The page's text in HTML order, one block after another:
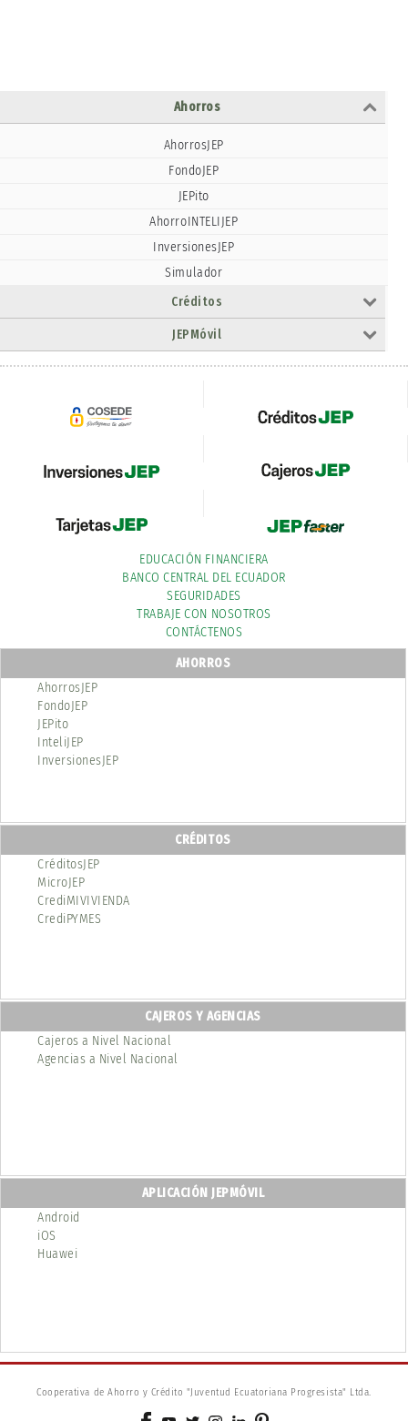
Ahorros
AhorrosJEP
FondoJEP
JEPito
AhorroINTELIJEP
InversionesJEP
Simulador
Créditos
JEPMóvil
EDUCACIÓN FINANCIERA
BANCO CENTRAL DEL ECUADOR
SEGURIDADES
TRABAJE CON NOSOTROS
CONTÁCTENOS
AHORROS
AhorrosJEP
FondoJEP
JEPito
InteliJEP
InversionesJEP
CRÉDITOS
CréditosJEP
MicroJEP
CrediMIVIVIENDA
CrediPYMES
CAJEROS Y AGENCIAS
Cajeros a Nivel Nacional
Agencias a Nivel Nacional
APLICACIÓN JEPMÓVIL
Android
iOS
Huawei
Cooperativa de Ahorro y Crédito "Juventud Ecuatoriana Progresista" Ltda.